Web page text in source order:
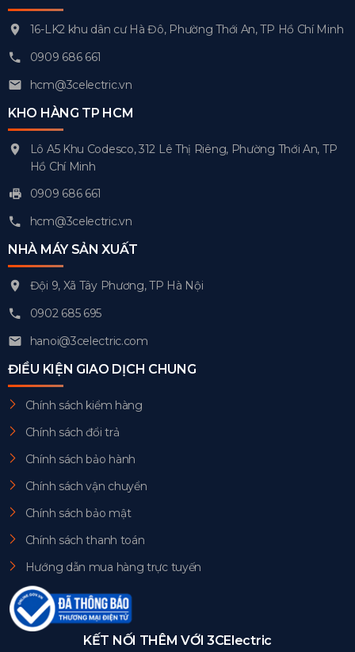
16-LK2 khu dân cư Hà Đô, Phường Thới An, TP Hồ Chí Minh
0909 686 661
hcm@3celectric.vn
KHO HÀNG TP HCM
Lô A5 Khu Codesco, 312 Lê Thị Riêng, Phường Thới An, TP
Hồ Chí Minh
0909 686 661
hcm@3celectric.vn
NHÀ MÁY SẢN XUẤT
Đội 9, Xã Tây Phương, TP Hà Nội
0902 685 695
hanoi@3celectric.com
ĐIỀU KIỆN GIAO DỊCH CHUNG
Chính sách kiểm hàng
Chính sách đổi trả
Chính sách bảo hành
Chính sách vận chuyển
Chính sách bảo mật
Chính sách thanh toán
Hướng dẫn mua hàng trực tuyến
KẾT NỐI THÊM VỚI 3CElectric